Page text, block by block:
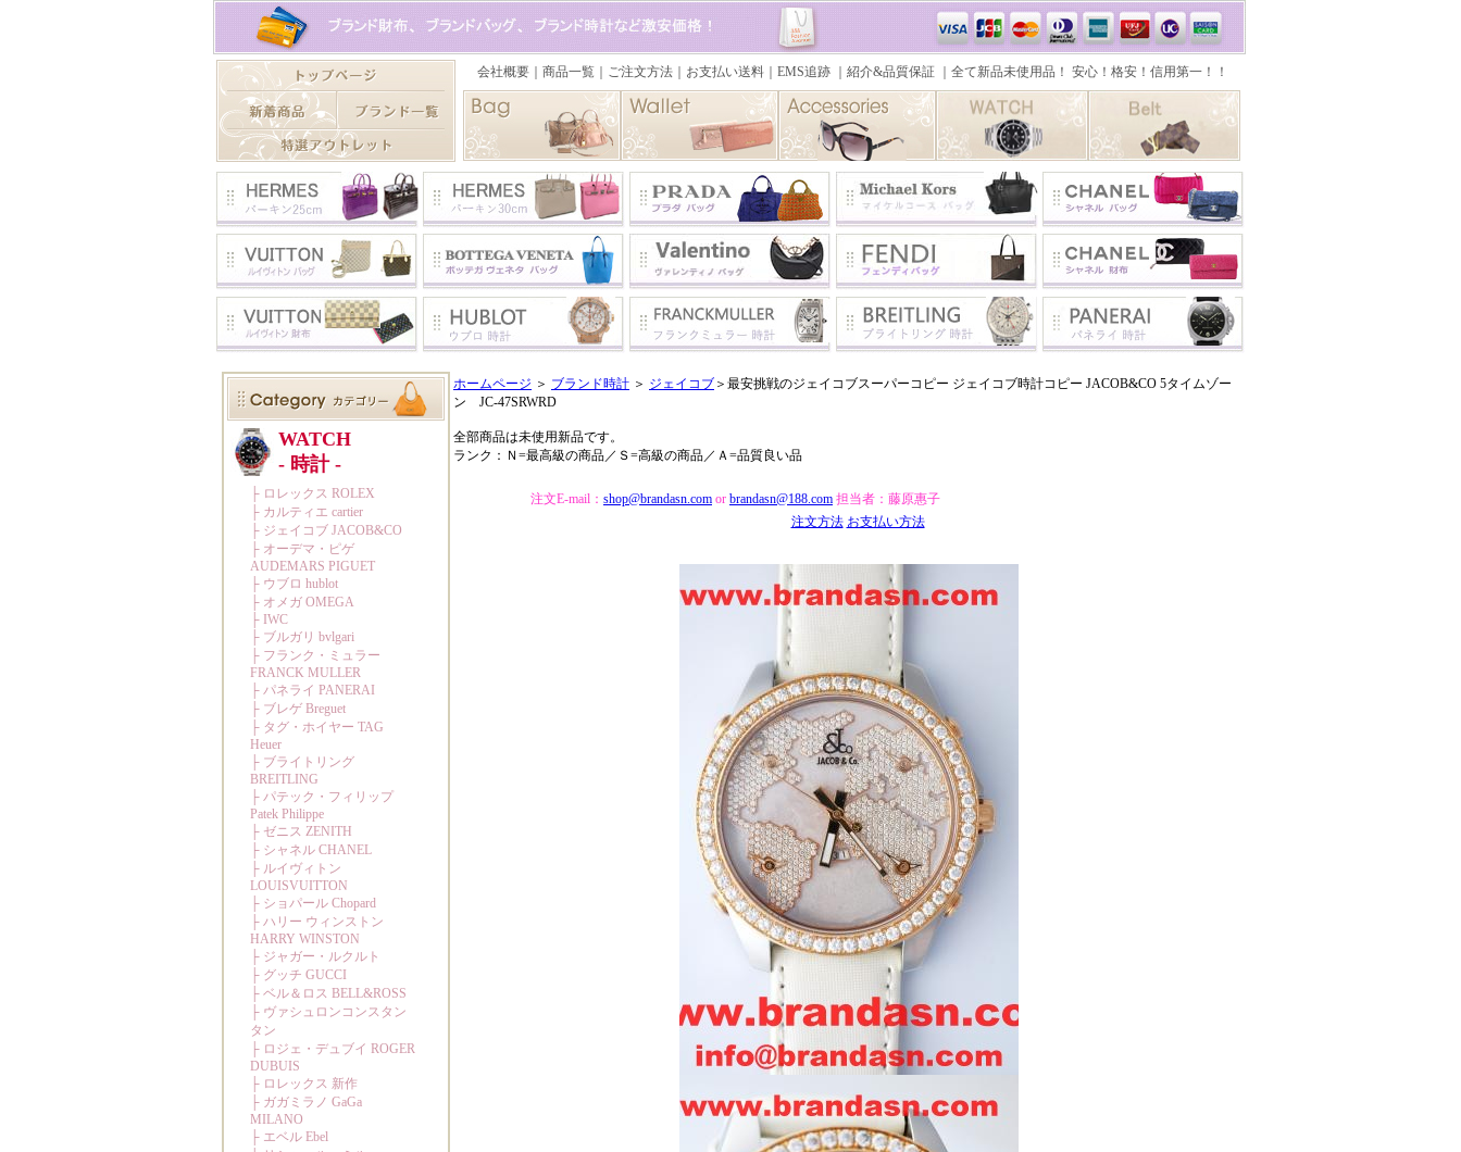
ホームページ ＞ ブランド時計 ＞ ジェイコブ ＞最安挑戦のジェイコブスーパーコピー ジェイコブ時計コピー JACOB&CO 5タイムゾー
ン JC-47SRWRD
全部商品は未使用新品です。
ランク：Ｎ=最高級の商品／Ｓ=高級の商品／Ａ=品質良い品
注文E-mail： shop@brandasn.com or brandasn@188.com 担当者：藤原惠子
注文方法 お支払い方法